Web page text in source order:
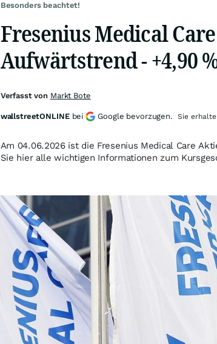
Besonders beachtet!
Fresenius Medical
Aufwärtstrend - +4,90
Am 04.06.2026 ist die Fresenius Medical Care
Sie hier alle wichtigen Informationen zum
Verfasst von Markt Bote
wallstreetONLINE bei Google bevorzugen. Sie